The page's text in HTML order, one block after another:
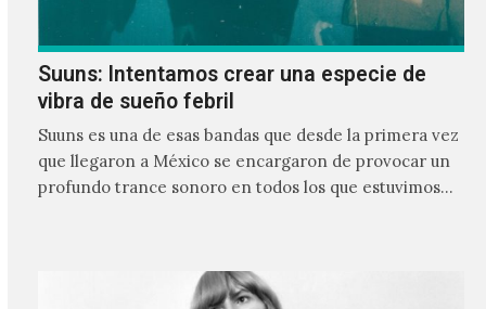
Suuns: Intentamos crear una especie de
vibra de sueño febril
Suuns es una de esas bandas que desde la primera vez
que llegaron a México se encargaron de provocar un
profundo trance sonoro en todos los que estuvimos